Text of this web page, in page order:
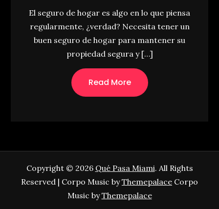
El seguro de hogar es algo en lo que piensa
regularmente, ¿verdad? Necesita tener un
buen seguro de hogar para mantener su
propiedad segura y […]
Read More
Copyright © 2026 Qué Pasa Miami. All Rights
Reserved | Corpo Music byThemepalace Corpo
Music byThemepalace